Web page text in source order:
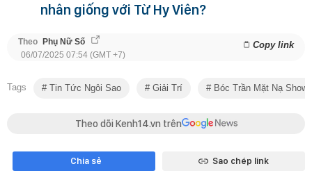
nhân giống với Từ Hy Viên?
Theo Phụ Nữ Số Copy link
06/07/2025 07:54 (GMT +7)
Tags Tin Tức Ngôi Sao Giải Trí Bóc Trần Mặt Nạ
Theo dõi Kenh14.vn trên
Chia sẻ Sao chép link